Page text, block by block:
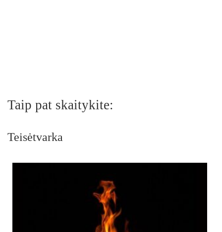
Taip pat skaitykite:
Teisėtvarka